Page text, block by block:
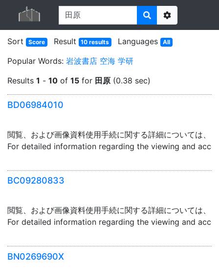
Options
Sort
Score Result 10 results Languages All
Popular Words: 岩波書店 空海 学研
Results 1 - 10 of 15 for 田原 (0.38 sec)
BD06984010
閲覧、および画像資料使用手続に関する詳細については、「
For detailed information regarding the viewing and
BC09280833
閲覧、および画像資料使用手続に関する詳細については、「
For detailed information regarding the viewing and
BN0269690X